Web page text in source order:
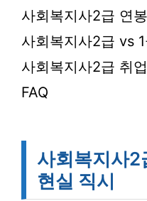
사회복지사2급 연
사회복지사2급 vs
사회복지사2급 취
FAQ
사회복지사2
현실 직시